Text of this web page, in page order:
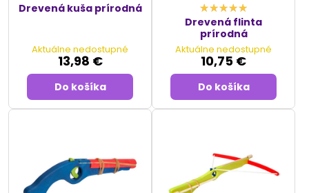
Drevená kuša prírodná
Aktuálne nedostupné
13,98 €
Do košíka
Drevená flinta
prírodná
Aktuálne nedostupné
10,75 €
Do košíka